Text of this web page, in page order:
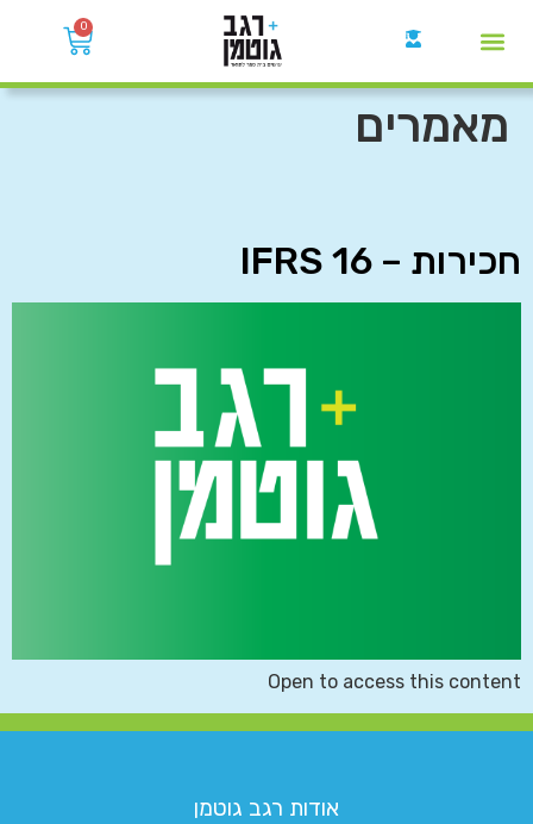
0
מאמרים
חכירות – IFRS 16
Open to access this content
אודות רגב גוטמן